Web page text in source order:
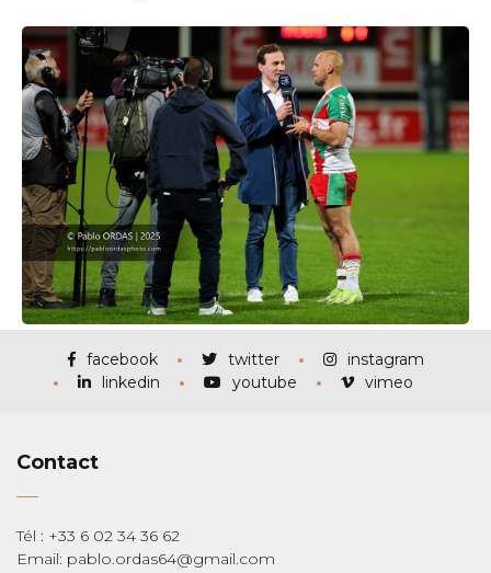
facebook twitter
instagram
linkedin
youtube vimeo
Contact
Tél : +33 6 02 34 36 62
Email: pablo.ordas64@gmail.com